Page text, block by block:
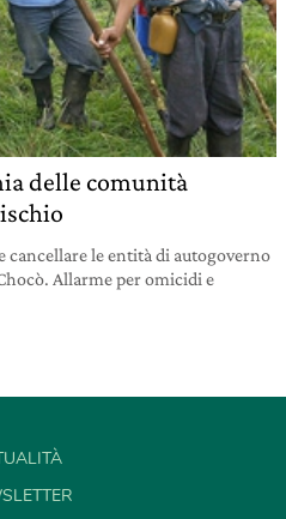
delle comunità
cancellare le entità di autogoverno
Allarme per omicidi e